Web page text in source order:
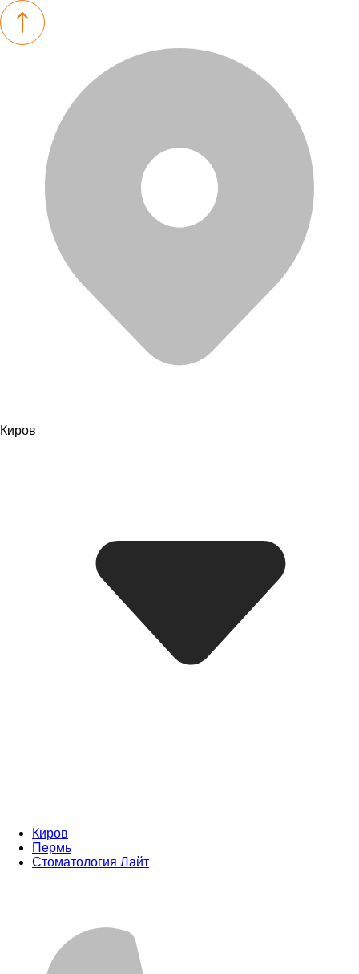
Киров
Киров
Пермь
Стоматология Лайт